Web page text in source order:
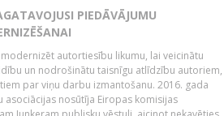
PIEDĀVĀJUMU
autortiesību likumu, lai veicinātu
un nodrošinātu taisnīgu atlīdzību autoriem,
par viņu darbu izmantošanu. 2016. gada
asociācijas nosūtīja Eiropas komisijas